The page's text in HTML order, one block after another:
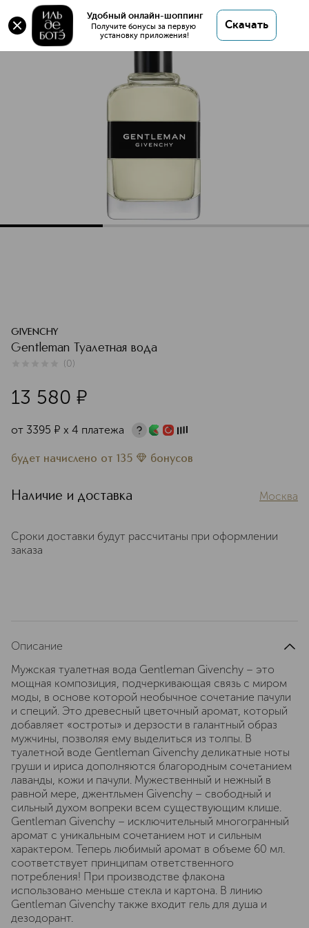
Удобный онлайн-шоппинг
Получите бонусы за первую
установку приложения!
Скачать
Gentleman Туалетная вода
Характеристики
GIVENCHY
Gentleman Туалетная вода
(0)
13 580 ¤
от 3395 ¤ х 4 платежа
будет начислено от 135 бонусов
Наличие и доставка Москва
Сроки доставки будут рассчитаны при оформлении
заказа
Описание
Мужская туалетная вода Gentleman Givenchy – это
мощная композиция, подчеркивающая связь с миром
моды, в основе которой необычное сочетание пачули
и специй. Это древесный цветочный аромат, который
добавляет «остроты» и дерзости в галантный образ
мужчины, позволяя ему выделиться из толпы. В
туалетной воде Gentleman Givenchy деликатные ноты
груши и ириса дополняются благородным сочетанием
лаванды, кожи и пачули. Мужественный и нежный в
равной мере, джентльмен Givenchy – свободный и
сильный духом вопреки всем существующим клише.
Gentleman Givenchy – исключительный многогранный
аромат с уникальным сочетанием нот и сильным
характером. Теперь любимый аромат в объеме 60 мл.
соответствует принципам ответственного
потребления! При производстве флакона
использовано меньше стекла и картона. В линию
Gentleman Givenchy также входит гель для душа и
дезодорант.